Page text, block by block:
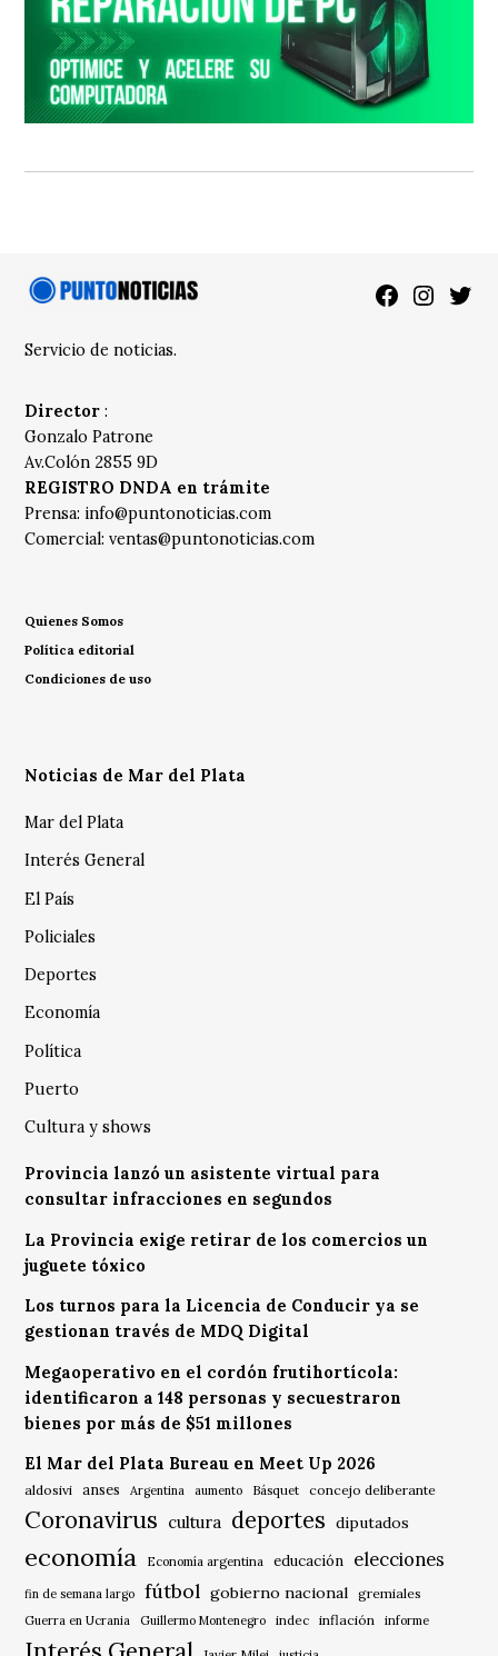
Facebook
Servicio de noticias.
Director :
Gonzalo Patrone
Av.Colón 2855 9D
REGISTRO DNDA en trámite
Prensa: info@puntonoticias.com
Comercial:ventas@puntonoticias.com
Quienes Somos
Política editorial
Condiciones de uso
Noticias de Mar del Plata
Mar del Plata
Interés General
El País
Policiales
Deportes
Economía
Política
Puerto
Cultura y shows
Provincia lanzó un asistente virtual para
consultar infracciones en segundos
La Provincia exige retirar de los comercios un
juguete tóxico
Los turnos para la Licencia de Conducir ya se
gestionan través de MDQ Digital
Megaoperativo en el cordón frutihortícola:
identificaron a 148 personas y secuestraron
bienes por más de $51 millones
El Mar del Plata Bureau en Meet Up 2026
aldosivi anses Argentina aumento Básquet concejo deliberante
Coronavirus cultura deportes diputados
economía Economía argentina educación elecciones
fin de semana largo fútbol gobierno nacional gremiales
Guerra en Ucrania Guillermo Montenegro indec inflación informe